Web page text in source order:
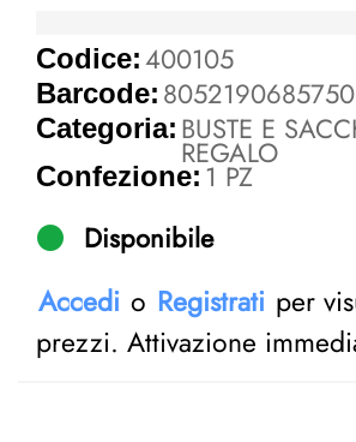
Codice:400105
Barcode: 8052190685750
Categoria: BUSTE E
REGALO
Confezione: 1 PZ
Disponibile
Accedi o Registrati per
prezzi. Attivazione